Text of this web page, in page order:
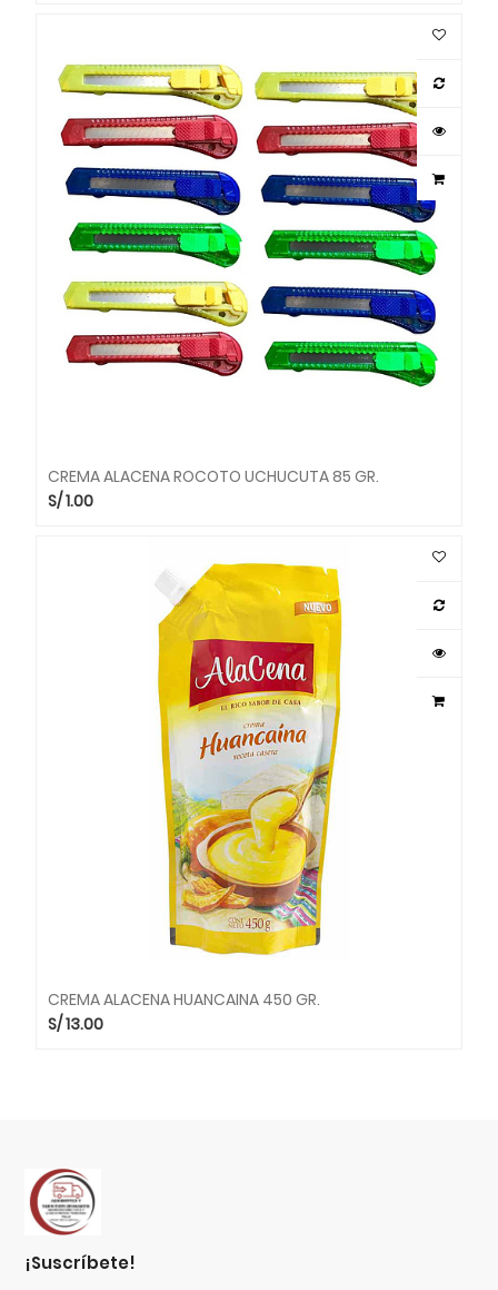
CREMA ALACENA ROCOTO UCHUCUTA 85 GR.
S/1.00
CREMA ALACENA HUANCAINA 450 GR.
S/13.00
¡suscríbete!